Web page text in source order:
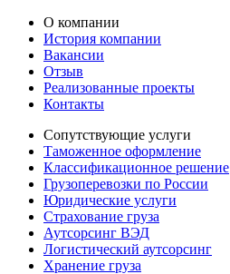
О компании
История компании
Вакансии
Отзыв
Реализованные проекты
Контакты
Сопутствующие услуги
Таможенное оформление
Классификационное решение
Грузоперевозки по России
Юридические услуги
Страхование груза
Аутсорсинг ВЭД
Логистический аутсорсинг
Хранение груза